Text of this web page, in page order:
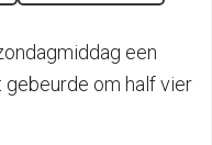
een
om half vier